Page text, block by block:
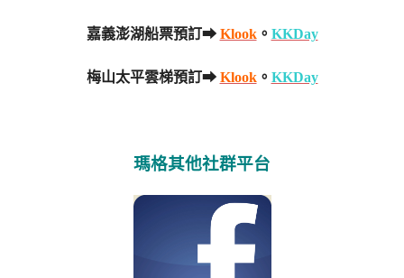
嘉義澎湖船票預訂➡ Klook。 KKDay
梅山太平雲梯預訂➡ Klook。 KKDay
瑪格其他社群平台